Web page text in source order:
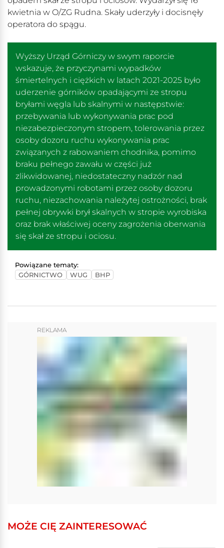
kwietnia w O/ZG Rudna. Skały uderzyły i docisnęły
operatora do spągu.
Wyższy Urząd Górniczy w swym raporcie
wskazuje, że przyczynami wypadków
śmiertelnych i ciężkich w latach 2021-2025 było
uderzenie górników opadającymi ze stropu
bryłami węgla lub skalnymi w następstwie:
przebywania lub wykonywania prac pod
niezabezpieczonym stropem, tolerowania przez
osoby dozoru ruchu wykonywania prac
związanych z rabowaniem chodnika, pomimo
braku pełnego zawału w części już
zlikwidowanej, niedostateczny nadzór nad
prowadzonymi robotami przez osoby dozoru
ruchu, niezachowania należytej ostrożności, brak
pełnej obrywki brył skalnych w stropie wyrobiska
oraz brak właściwej oceny zagrożenia oberwania
się skał ze stropu i ociosu.
Powiązane tematy:
GÓRNICTWO
WUG BHP
REKLAMA
MOŻE CIĘ ZAINTERESOWAĆ